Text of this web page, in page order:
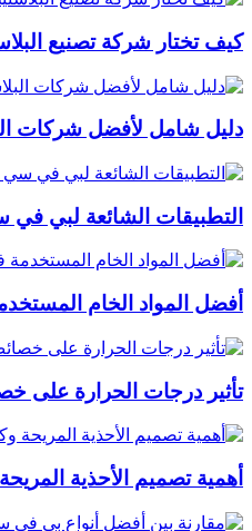
كيف تختار شركة تصنيع
دليل شامل لأفضل شركات
التطبيقات الشائعة لبي في سي 75/100 الأبيض في البناء
أفضل المواد الخام
تأثير درجات الحرارة على
أهمية تصميم الأحذية